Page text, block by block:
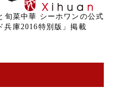
旬菜中華 シーホワンの公式
兵庫2016特別版」掲載